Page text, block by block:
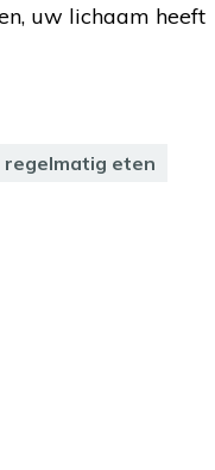
uw lichaam heeft
regelmatig eten